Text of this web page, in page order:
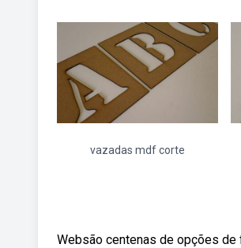
vazadas mdf corte
Websão centenas de opções de